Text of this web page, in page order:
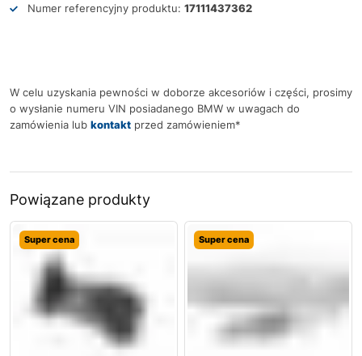
Numer referencyjny produktu: 17111437362
W celu uzyskania pewności w doborze akcesoriów i części, prosimy
o wysłanie numeru VIN posiadanego BMW w uwagach do
zamówienia lub kontakt przed zamówieniem*
Powiązane produkty
Super cena Super cena